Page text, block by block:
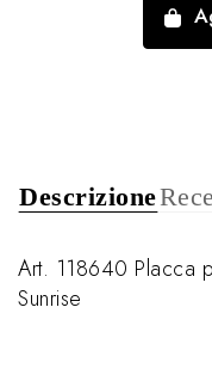
Descrizione
Art. 118640 Placca
Sunrise